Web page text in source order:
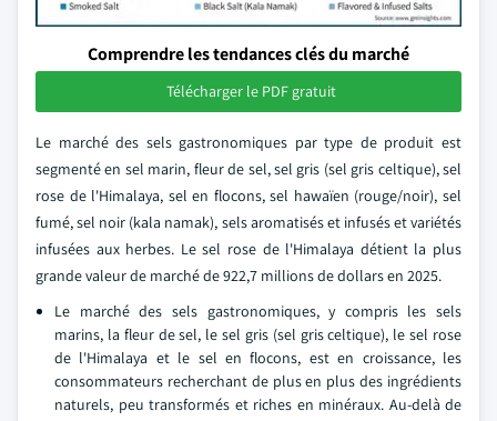
Comprendre les tendances clés du marché
Télécharger le PDF gratuit
Le marché des sels gastronomiques par type de produit est
segmenté en sel marin, fleur de sel, sel gris (sel gris celtique), sel
rose de l'Himalaya, sel en flocons, sel hawaïen (rouge/noir), sel
fumé, sel noir (kala namak), sels aromatisés et infusés et variétés
infusées aux herbes. Le sel rose de l'Himalaya détient la plus
grande valeur de marché de 922,7 millions de dollars en 2025.
Le marché des sels gastronomiques, y compris les sels
marins, la fleur de sel, le sel gris (sel gris celtique), le sel rose
de l'Himalaya et le sel en flocons, est en croissance, les
consommateurs recherchant de plus en plus des ingrédients
naturels, peu transformés et riches en minéraux. Au-delà de